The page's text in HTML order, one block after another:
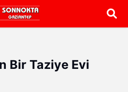
Bir Taziye Evi